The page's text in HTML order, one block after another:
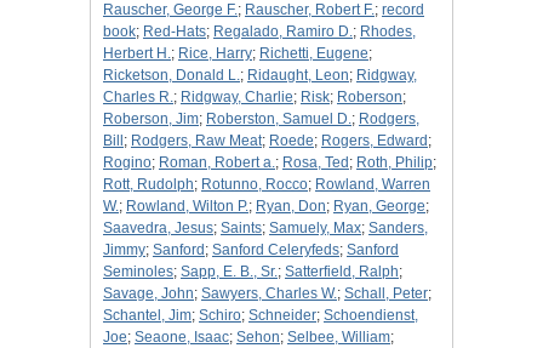
Rauscher, George F.; Rauscher, Robert F.; record
book; Red-Hats; Regalado, Ramiro D.; Rhodes,
Herbert H.; Rice, Harry; Richetti, Eugene;
Ricketson, Donald L.; Ridaught, Leon; Ridgway,
Charles R.; Ridgway, Charlie; Risk; Roberson;
Roberson, Jim; Roberston, Samuel D.; Rodgers,
Bill ; Rodgers, Raw Meat; Roede; Rogers, Edward ;
Rogino; Roman, Robert a.; Rosa, Ted ; Roth, Philip;
Rott, Rudolph; Rotunno, Rocco; Rowland, Warren
W.; Rowland, Wilton P.; Ryan, Don; Ryan, George;
Saavedra, Jesus; Saints; Samuely, Max; Sanders,
Jimmy; Sanford ; Sanford Celeryfeds; Sanford
Seminoles; Sapp, E. B., Sr.; Satterfield, Ralph;
Savage, John; Sawyers, Charles W.; Schall, Peter;
Schantel, Jim; Schiro; Schneider; Schoendienst,
Joe; Seaone, Isaac; Sehon; Selbee, William;